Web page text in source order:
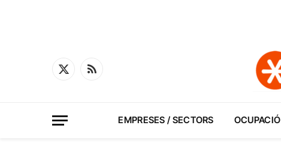
X
RSS
EMPRESES / SECTORS OCUPACIÓ